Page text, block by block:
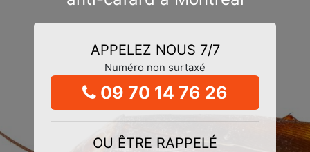
APPELEZ NOUS 7/7
Numéro non surtaxé
09 70 14 76 26
OU ÊTRE RAPPELÉ